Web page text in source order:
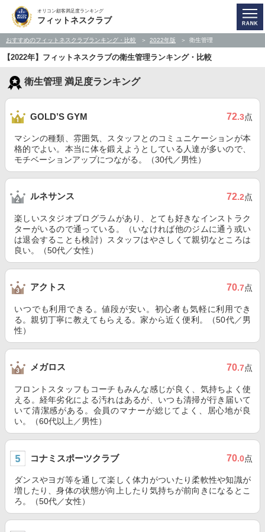
オリコン顧客満足度ランキング
フィットネスクラブ
おすすめのフィットネスクラブランキング・比較 2022年版 衛生管理
【2022年】フィットネスクラブの衛生管理ランキング・比較
衛生管理 満足度ランキング
GOLD’S GYM 72.3点
マシンの種類、雰囲気、スタッフとのコミュニケーションが本
格的でよい。本当に体を鍛えようとしている人達が多いので、
モチベーションアップにつながる。（30代／男性）
ルネサンス 72.2点
楽しいスタジオプログラムがあり、とても好きなインストラク
ターがいるので通っている。（いなければ他のジムに通う或い
は退会することも検討）スタッフはやさしくて親切なところは
良い。（50代／女性）
アクトス 70.7点
いつでも利用できる。値段が安い。初心者も気軽に利用でき
る。親切丁寧に教えてもらえる。家から近く便利。（50代／男
性）
メガロス 70.7点
フロントスタッフもコーチもみんな感じが良く、気持ちよく使
える。経年劣化による汚れはあるが、いつも清掃が行き届いて
いて清潔感がある。会員のマナーが総じてよく、居心地が良
い。（60代以上／男性）
コナミスポーツクラブ 70.0点
ダンスやヨガ等を通して楽しく体力がついたり柔軟性や知識が
増したり、身体の状態が向上したり気持ちが前向きになるとこ
ろ。（50代／女性）